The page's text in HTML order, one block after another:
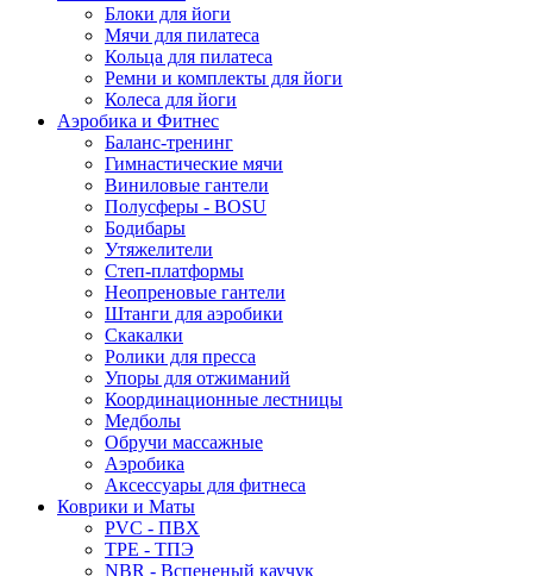
Блоки для йоги
Мячи для пилатеса
Кольца для пилатеса
Ремни и комплекты для йоги
Колеса для йоги
Аэробика и Фитнес
Баланс-тренинг
Гимнастические мячи
Виниловые гантели
Полусферы - BOSU
Бодибары
Утяжелители
Степ-платформы
Неопреновые гантели
Штанги для аэробики
Скакалки
Ролики для пресса
Упоры для отжиманий
Координационные лестницы
Медболы
Обручи массажные
Аэробика
Аксессуары для фитнеса
Коврики и Маты
PVC - ПВХ
TPE - ТПЭ
NBR - Вспененый каучук